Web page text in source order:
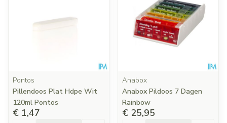
Pontos
Pillendoos Plat Hdpe Wit
120ml Pontos
€ 1,47
Anabox
Anabox Pildoos 7 Dagen
Rainbow
€ 25,95